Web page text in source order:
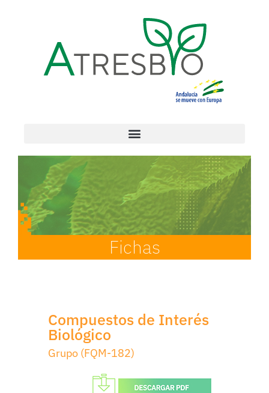
Fichas
Compuestos de Interés
Biológico
Grupo (FQM-182)